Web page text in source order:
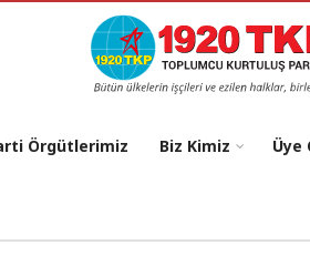
Örgütlerimiz Biz Kimiz Üye